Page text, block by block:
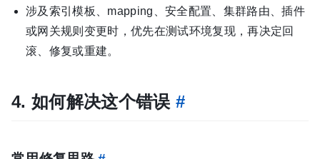
涉及索引模板、mapping、安全配置、集群路由、插件
或网关规则变更时，优先在测试环境复现，再决定回
滚、修复或重建。
4. 如何解决这个错误 #